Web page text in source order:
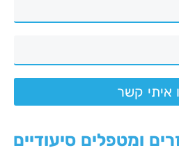
איתי קשר
ומטפלים סיעודיים